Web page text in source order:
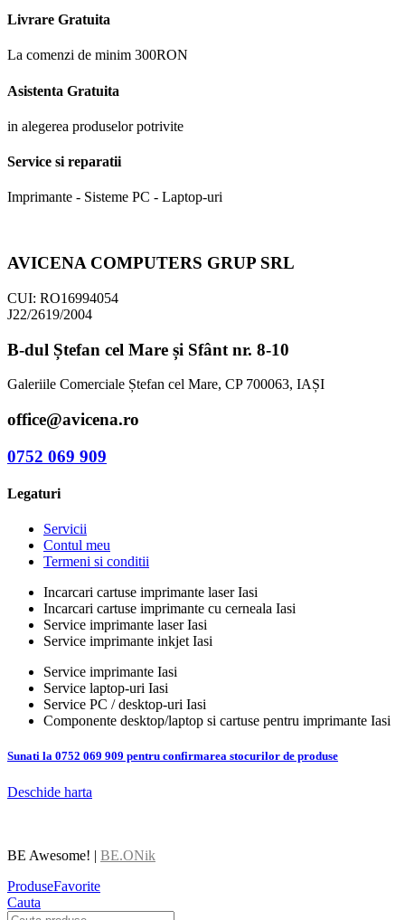
Livrare Gratuita
La comenzi de minim 300RON
Asistenta Gratuita
in alegerea produselor potrivite
Service si reparatii
Imprimante - Sisteme PC - Laptop-uri
AVICENA COMPUTERS GRUP SRL
CUI: RO16994054
J22/2619/2004
B-dul Ștefan cel Mare și Sfânt nr. 8-10
Galeriile Comerciale Ștefan cel Mare, CP 700063, IAȘI
office@avicena.ro
0752 069 909
Legaturi
Servicii
Contul meu
Termeni si conditii
Incarcari cartuse imprimante laser Iasi
Incarcari cartuse imprimante cu cerneala Iasi
Service imprimante laser Iasi
Service imprimante inkjet Iasi
Service imprimante Iasi
Service laptop-uri Iasi
Service PC / desktop-uri Iasi
Componente desktop/laptop si cartuse pentru imprimante Iasi
Sunati la 0752 069 909 pentru confirmarea stocurilor de produse
Deschide harta
BE Awesome! | BE.ONik
ProduseFavorite
Cauta